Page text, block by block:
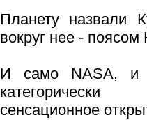
Планету назвали
вокруг нее - поясом
И само NASA, и
категорически
сенсационное